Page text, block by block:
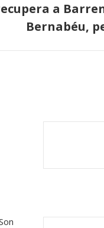
a
Bernabéu,